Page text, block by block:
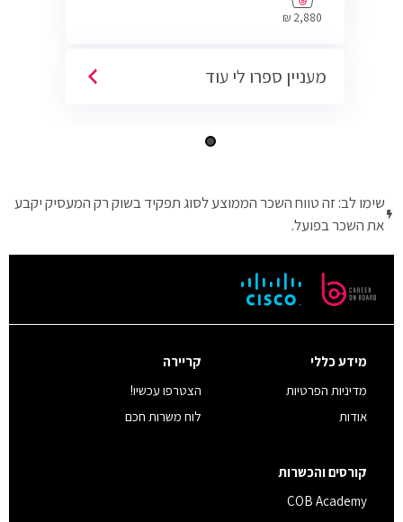
2,880 ₪
מעניין ספרו לי עוד
שימו לב: זה טווח השכר הממוצע לסוג תפקיד בשוק רק המעסיק יקבע
את השכר בפועל.
מידע כללי
מדיניות הפרטיות
אודות
קריירה
הצטרפו עכשיו!
לוח משרות חכם
קורסים והכשרות
COB Academy